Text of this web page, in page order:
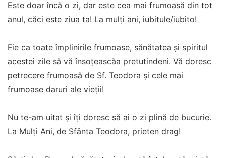
Este doar încă o zi, dar este cea mai frumoasă din tot
anul, căci este ziua ta! La mulţi ani, iubitule/iubito!
Fie ca toate împlinirile frumoase, sănătatea şi spiritul
acestei zile să vă însoţeascăa pretutindeni. Vă doresc
petrecere frumoasă de Sf. Teodora şi cele mai
frumoase daruri ale vieţii!
Nu te-am uitat şi îţi doresc să ai o zi plină de bucurie.
La Mulţi Ani, de Sfânta Teodora, prieten drag!